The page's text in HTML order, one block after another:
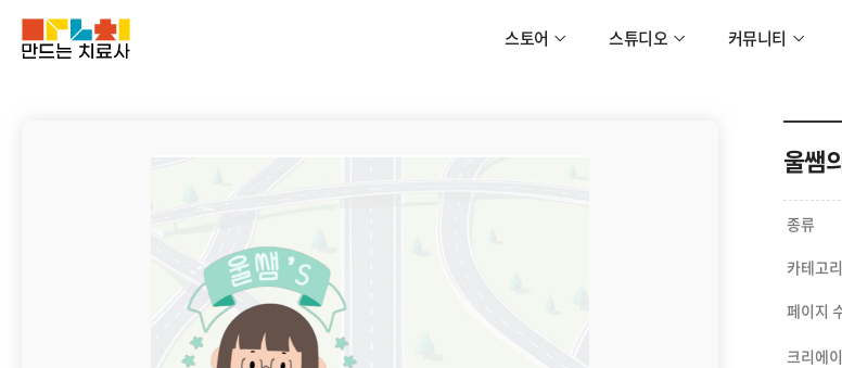
스토어 스튜디오 커뮤니티
울쌤
종류
카테고리
페이지
크리에